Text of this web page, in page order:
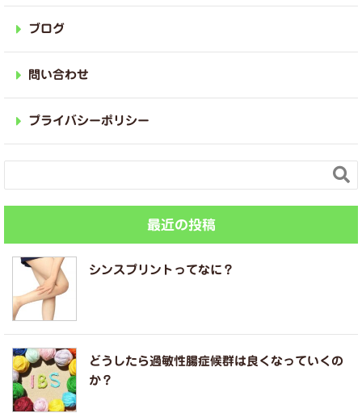
ブログ
問い合わせ
プライバシーポリシー

最近の投稿
シンスプリントってなに？
どうしたら過敏性腸症候群は良くなっていくの
か？